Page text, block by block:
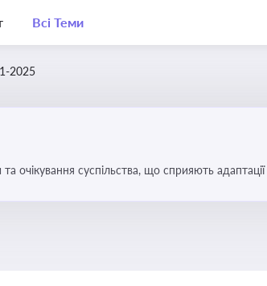
Всі Теми
2025
очікування суспільства, що сприяють адаптації